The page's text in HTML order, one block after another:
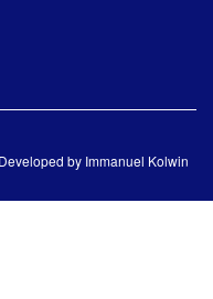
by Immanuel Kolwin